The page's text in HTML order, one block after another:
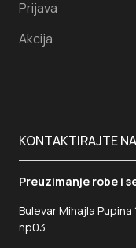
KONTAKTIRAJTE
Preuzimanje robe i
Bulevar Mihajla Pupina
np03
Prijava
Akcija